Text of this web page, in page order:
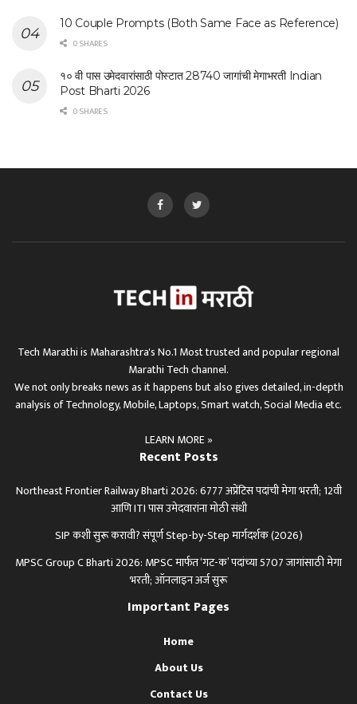
10 Couple Prompts (Both Same Face as Reference)
0 SHARES
१० वी पास उमेदवारांसाठी पोस्टात 28740 जागांची मेगाभरती Indian
Post Bharti 2026
0 SHARES
Tech Marathi is Maharashtra's No.1 Most trusted and popular regional
Marathi Tech channel.
We not only breaks news as it happens but also gives detailed, in-depth
analysis of Technology, Mobile, Laptops, Smart watch, Social Media etc.
LEARN MORE »
Recent Posts
Northeast Frontier Railway Bharti 2026: 6777 अप्रेंटिस पदांची मेगा भरती; 12वी
आणि ITI पास उमेदवारांना मोठी संधी
SIP कशी सुरू करावी? संपूर्ण Step-by-Step मार्गदर्शक (2026)
MPSC Group C Bharti 2026: MPSC मार्फत ‘गट-क’ पदांच्या 5707 जागांसाठी मेगा
भरती; ऑनलाइन अर्ज सुरू
Important Pages
Home
About Us
Contact Us